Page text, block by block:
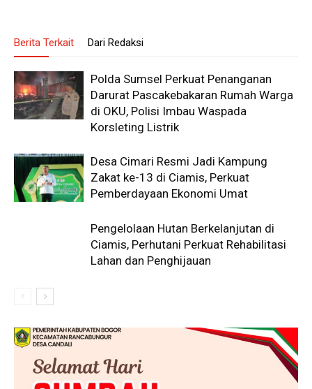
Berita Terkait Dari Redaksi
Polda Sumsel Perkuat Penanganan
Darurat Pascakebakaran Rumah Warga
di OKU, Polisi Imbau Waspada
Korsleting Listrik
Desa Cimari Resmi Jadi Kampung
Zakat ke-13 di Ciamis, Perkuat
Pemberdayaan Ekonomi Umat
Pengelolaan Hutan Berkelanjutan di
Ciamis, Perhutani Perkuat Rehabilitasi
Lahan dan Penghijauan